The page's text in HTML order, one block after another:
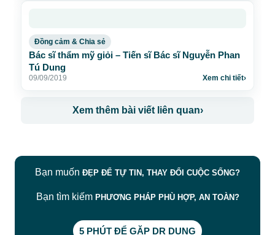
Đồng cảm & Chia sẻ
Bác sĩ thẩm mỹ giỏi – Tiến sĩ Bác sĩ Nguyễn Phan
Tú Dung
09/09/2019 Xem chi tiết›
Xem thêm bài viết liên quan›
Bạn muốn ĐẸP ĐỂ TỰ TIN, THAY ĐỔI CUỘC SỐNG?
Bạn tìm kiếm PHƯƠNG PHÁP PHÙ HỢP, AN TOÀN?
5 PHÚT ĐỂ GẶP DR DUNG